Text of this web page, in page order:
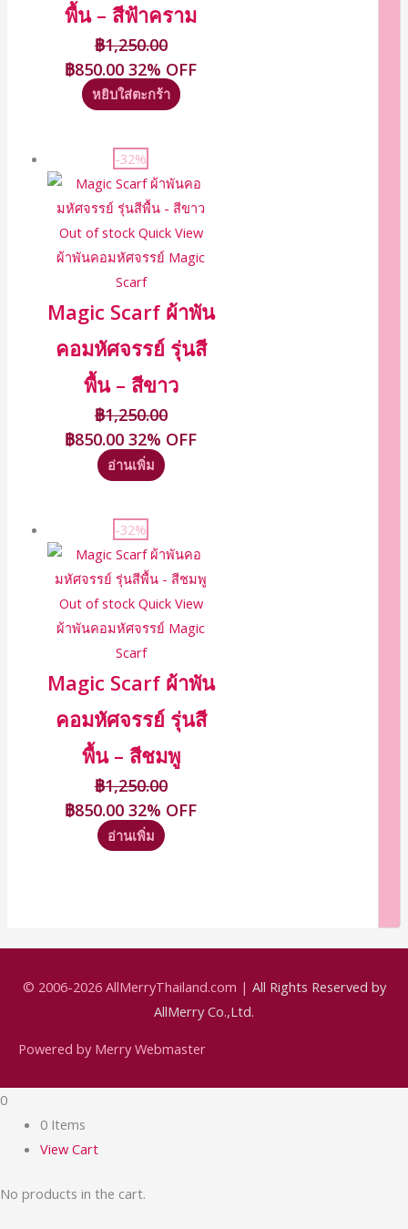
พื้น – สีฟ้าคราม
฿1,250.00
฿850.00 32% OFF
หยิบใส่ตะกร้า
-32%
Out of stock Quick View
ผ้าพันคอมหัศจรรย์ Magic
Scarf
Magic Scarf ผ้าพัน
คอมหัศจรรย์ รุ่นสี
พื้น – สีขาว
฿1,250.00
฿850.00 32% OFF
อ่านเพิ่ม
-32%
Out of stock Quick View
ผ้าพันคอมหัศจรรย์ Magic
Scarf
Magic Scarf ผ้าพัน
คอมหัศจรรย์ รุ่นสี
พื้น – สีชมพู
฿1,250.00
฿850.00 32% OFF
อ่านเพิ่ม
© 2006-2026 AllMerryThailand.com | All Rights Reserved by
AllMerry Co.,Ltd.
Powered by Merry Webmaster
0
0 Items
View Cart
No products in the cart.